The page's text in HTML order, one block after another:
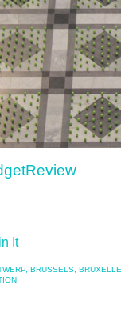
It
, BRUSSELS,